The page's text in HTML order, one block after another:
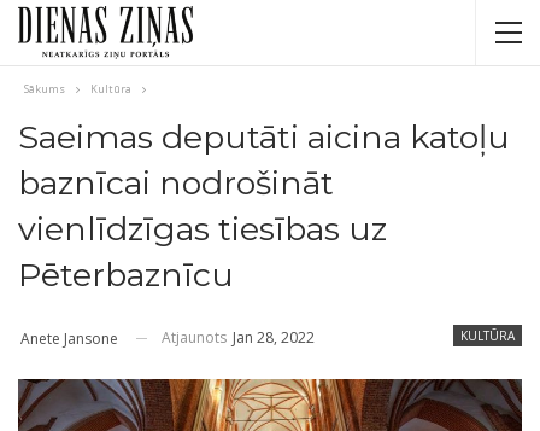
Sākums Kultūra
Saeimas deputāti aicina katoļu
baznīcai nodrošināt
vienlīdzīgas tiesības uz
Pēterbaznīcu
KULTŪRA
Anete Jansone Atjaunots Jan 28, 2022